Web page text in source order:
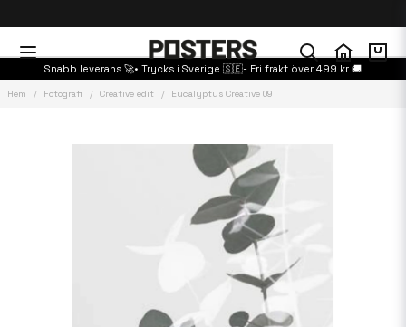
Snabb leverans 🚀• Trycks i Sverige 🇸🇪- Fri frakt över 499 kr 🚚
Hem Fotografi Creative edit Eucalyptus Creative 09